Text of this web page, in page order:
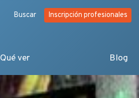
Buscar Inscripción profesionales
Qué ver Blog